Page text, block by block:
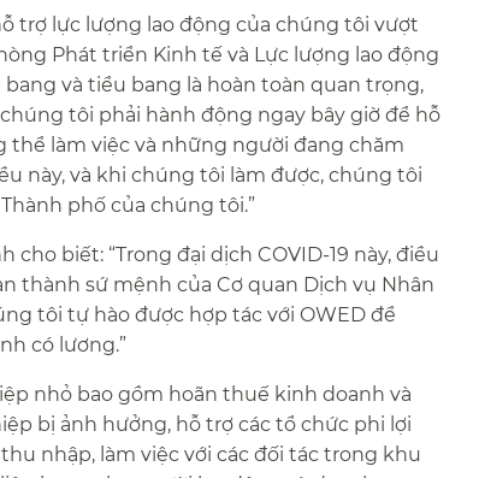
trợ lực lượng lao động của chúng tôi vượt
Phát triển Kinh tế và Lực lượng lao động
bang và tiểu bang là hoàn toàn quan trọng,
tôi phải hành động ngay bây giờ để hỗ
làm việc và những người đang chăm
này, và khi chúng tôi làm được, chúng tôi
phố của chúng tôi.”​​
biết: “Trong đại dịch COVID-19 này, điều
thành sứ mệnh của Cơ quan Dịch vụ Nhân
tôi tự hào được hợp tác với OWED để
có lương.”​​
nhỏ bao gồm hoãn thuế kinh doanh và
bị ảnh hưởng, hỗ trợ các tổ chức phi lợi
nhập, làm việc với các đối tác trong khu